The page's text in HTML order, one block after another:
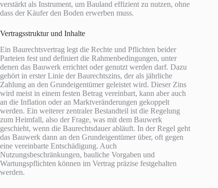
verstärkt als Instrument, um Bauland effizient zu nutzen, ohne
dass der Käufer den Boden erwerben muss.
Vertragsstruktur und Inhalte
Ein Baurechtsvertrag legt die Rechte und Pflichten beider
Parteien fest und definiert die Rahmenbedingungen, unter
denen das Bauwerk errichtet oder genutzt werden darf. Dazu
gehört in erster Linie der Baurechtszins, der als jährliche
Zahlung an den Grundeigentümer geleistet wird. Dieser Zins
wird meist in einem festen Betrag vereinbart, kann aber auch
an die Inflation oder an Marktveränderungen gekoppelt
werden. Ein weiterer zentraler Bestandteil ist die Regelung
zum Heimfall, also der Frage, was mit dem Bauwerk
geschieht, wenn die Baurechtsdauer abläuft. In der Regel geht
das Bauwerk dann an den Grundeigentümer über, oft gegen
eine vereinbarte Entschädigung. Auch
Nutzungsbeschränkungen, bauliche Vorgaben und
Wartungspflichten können im Vertrag präzise festgehalten
werden.